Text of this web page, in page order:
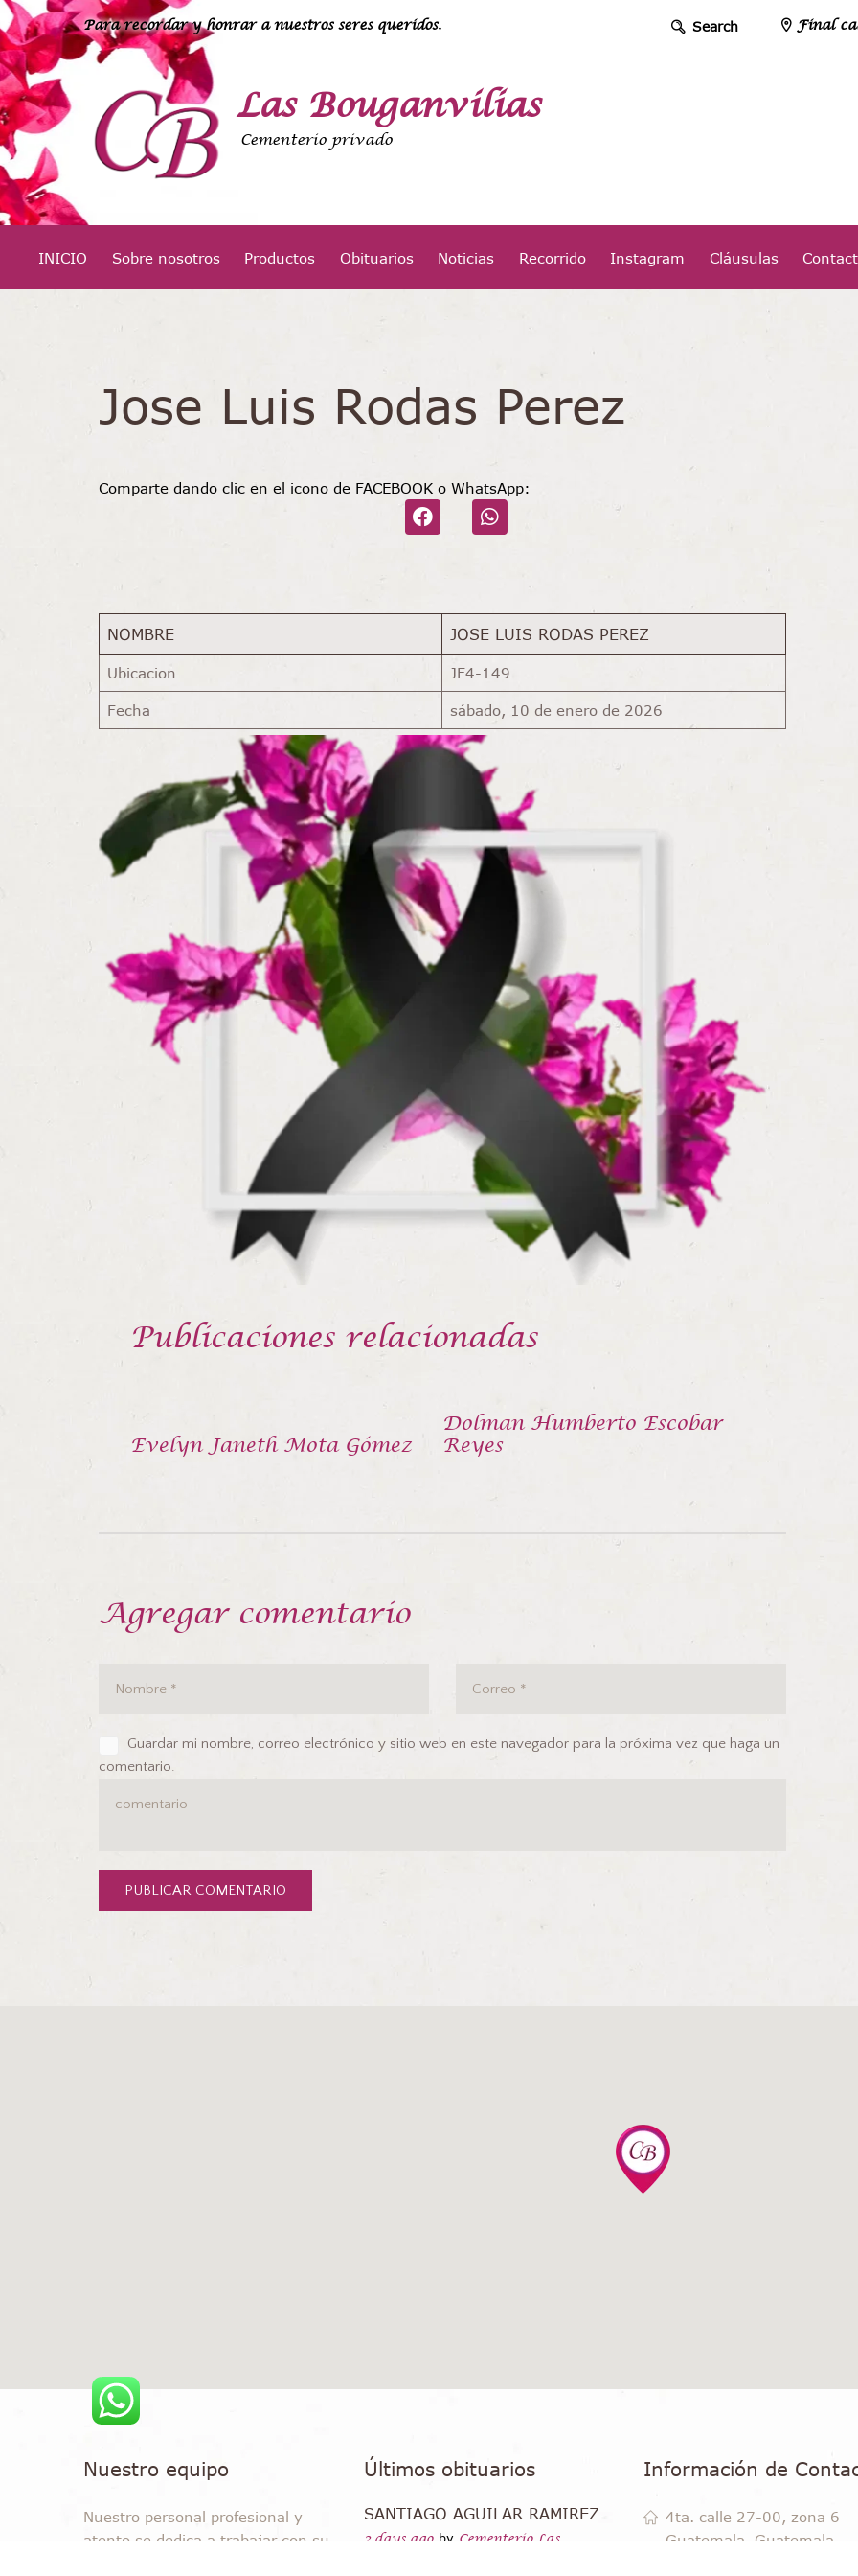
Para recordar y honrar a nuestros seres queridos. Final
Las Bouganvilias
Cementerio privado
INICIO Sobre nosotros Productos Obituarios Noticias Recorrido Instagram Cláusulas
Jose Luis Rodas Perez
Comparte dando clic en el icono de FACEBOOK o WhatsApp:
NOMBRE JOSE LUIS RODAS PEREZ
Ubicacion JF4-149
Fecha sábado, 10 de enero de 2026
Publicaciones relacionadas
Evelyn Janeth Mota Gómez
Dolman Humberto Escobar
Reyes
Agregar comentario
Guardar mi nombre, correo electrónico y sitio web en este navegador para la próxima vez que haga un
comentario.
Nuestro equipo
Nuestro personal profesional y
atento se dedica a trabajar con su
Últimos obituarios
SANTIAGO AGUILAR RAMIREZ
2 days ago by Cementerio Las
Información de
4ta. calle 27-00, zona 6
Guatemala, Guatemala,